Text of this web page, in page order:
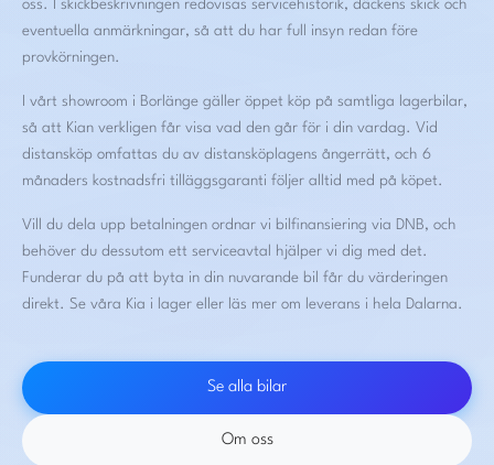
oss. I skickbeskrivningen redovisas servicehistorik, däckens skick och
eventuella anmärkningar, så att du har full insyn redan före
provkörningen.
I vårt showroom i Borlänge gäller öppet köp på samtliga lagerbilar,
så att Kian verkligen får visa vad den går för i din vardag. Vid
distansköp omfattas du av distansköplagens ångerrätt, och 6
månaders kostnadsfri tilläggsgaranti följer alltid med på köpet.
Vill du dela upp betalningen ordnar vi bilfinansiering via DNB, och
behöver du dessutom ett serviceavtal hjälper vi dig med det.
Funderar du på att byta in din nuvarande bil får du värderingen
direkt. Se våra Kia i lager eller läs mer om leverans i hela Dalarna .
Se alla bilar
Om oss